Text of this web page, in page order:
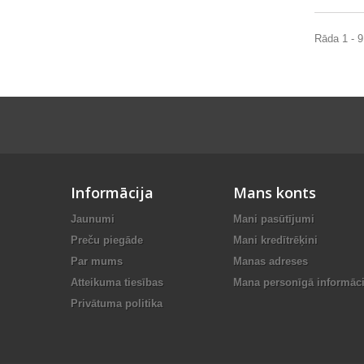
Rāda 1 -
Informācija
Jaunumi
Preču piegāde
Par mums
Atteikuma tiesības
Privātuma politika
Mans konts
Mani pasūtījumi
Mani kredītrēķini
Manas adreses
Mana personīgā